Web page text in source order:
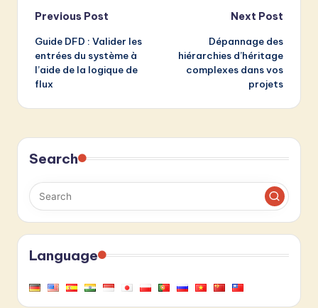
Post
navigation
Previous Post
Guide DFD : Valider les
entrées du système à
l’aide de la logique de
flux
Next Post
Dépannage des
hiérarchies d’héritage
complexes dans vos
projets
Search
Language